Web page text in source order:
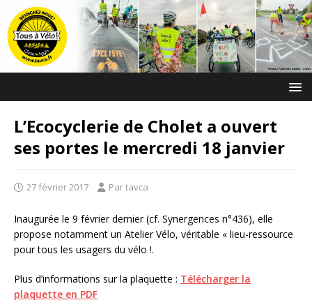
L’Ecocyclerie de Cholet a ouvert
ses portes le mercredi 18 janvier
27 février 2017 Par tavca
Inaugurée le 9 février dernier (cf. Synergences n°436), elle
propose notamment un Atelier Vélo, véritable « lieu-ressource
pour tous les usagers du vélo !.
Plus d’informations sur la plaquette : Télécharger la
plaquette en PDF